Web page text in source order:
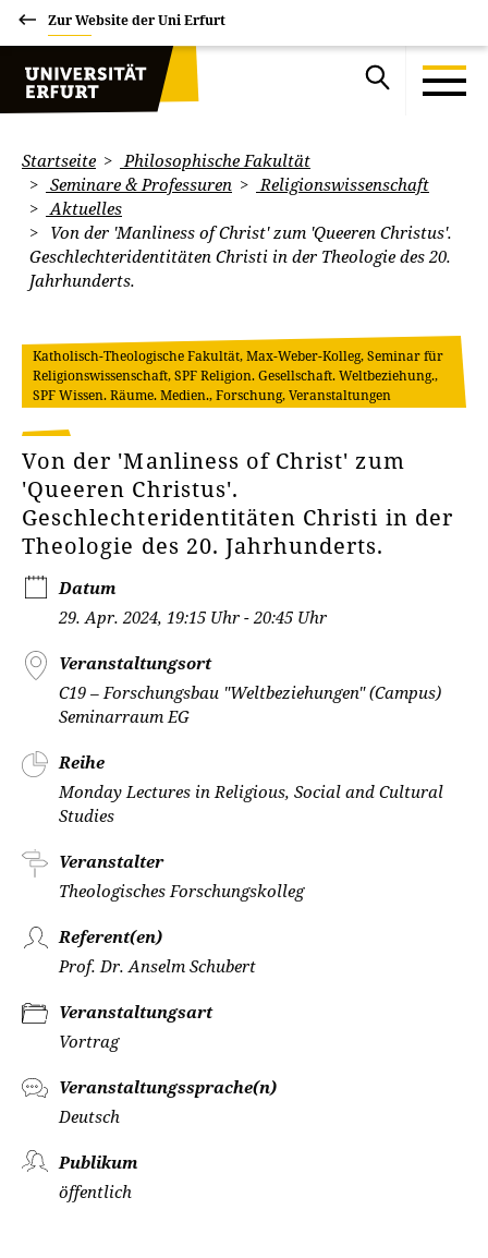
Zur Website der Uni Erfurt
Startseite
Philosophische Fakultät
Seminare & Professuren
Religionswissenschaft
Aktuelles
Von der 'Manliness of Christ' zum 'Queeren Christus'.
Geschlechteridentitäten Christi in der Theologie des 20.
Jahrhunderts.
Katholisch-Theologische Fakultät, Max-Weber-Kolleg, Seminar für
Religionswissenschaft, SPF Religion. Gesellschaft. Weltbeziehung.,
SPF Wissen. Räume. Medien., Forschung, Veranstaltungen
Von der 'Manliness of Christ' zum
'Queeren Christus'.
Geschlechteridentitäten Christi in der
Theologie des 20. Jahrhunderts.
Datum
29. Apr. 2024, 19:15 Uhr - 20:45 Uhr
Veranstaltungsort
C19 – Forschungsbau "Weltbeziehungen" (Campus)
Seminarraum EG
Reihe
Monday Lectures in Religious, Social and Cultural
Studies
Veranstalter
Theologisches Forschungskolleg
Referent(en)
Prof. Dr. Anselm Schubert
Veranstaltungsart
Vortrag
Veranstaltungssprache(n)
Deutsch
Publikum
öffentlich